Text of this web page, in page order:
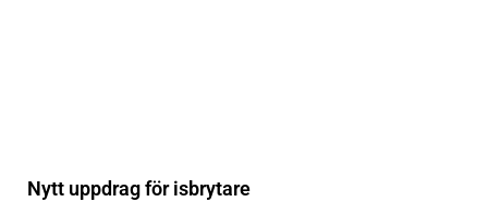
Nytt uppdrag för isbrytare